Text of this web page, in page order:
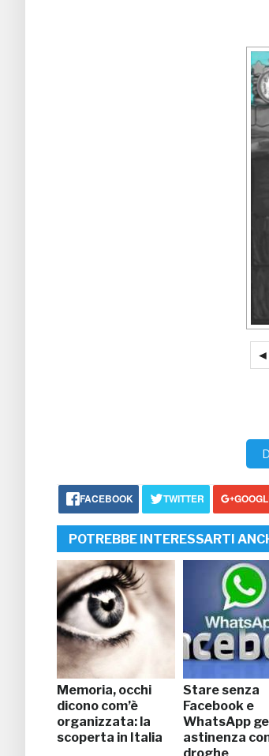
FACEBOOK TWITTER
POTREBBE INTERESSARTI
Memoria, occhi
dicono com’è
organizzata: la
scoperta in Italia
Stare senza
Facebook e
WhatsApp
astinenza